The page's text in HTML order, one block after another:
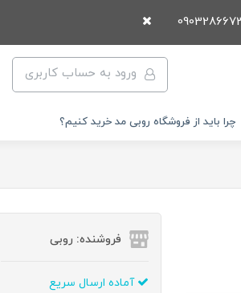
ورود به حساب کاربری
چرا باید از فروشگاه روبی مد خرید کنیم؟
فروشنده: روبی
آماده ارسال سریع